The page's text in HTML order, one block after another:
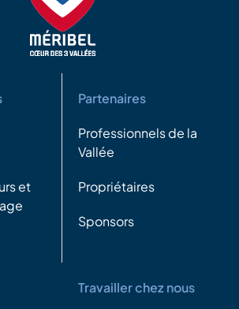
et
Partenaires
Professionnels de la
Vallée
Propriétaires
Sponsors
Travailler chez nous